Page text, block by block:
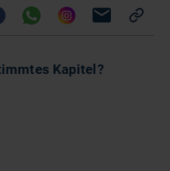
Kapitel?